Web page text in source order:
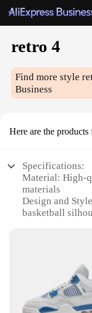
retro 4
Find more style
Business
Here are the
Specifications:
Material: High-
materials
Design and
basketball
Performance
Shape or Size
standard sizes
Parts and
a personalized